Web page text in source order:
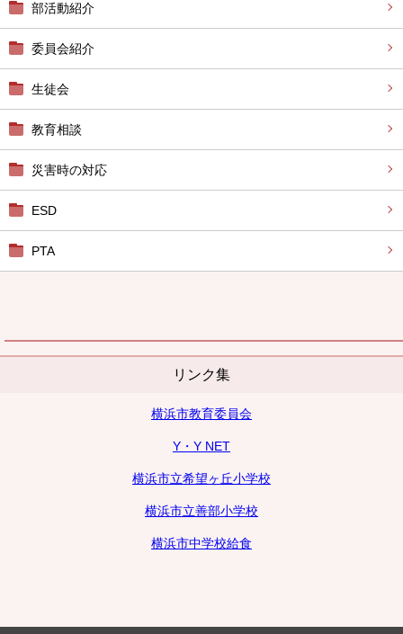
部活動紹介
委員会紹介
生徒会
教育相談
災害時の対応
ESD
PTA
リンク集
横浜市教育委員会
Y・Y NET
横浜市立希望ヶ丘小学校
横浜市立善部小学校
横浜市中学校給食